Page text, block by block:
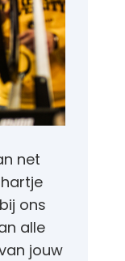
net
ons
alle
jouw